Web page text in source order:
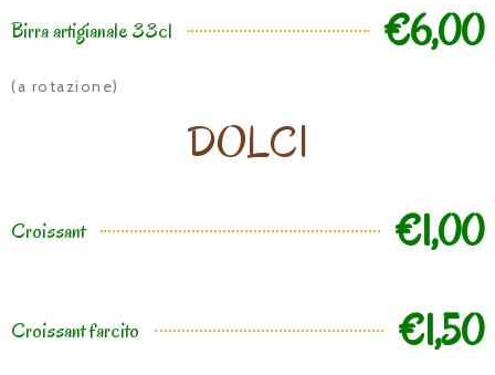
Birra artigianale 33cl €6,00
(a rotazione)
DOLCI
Croissant €1,00
Croissant farcito €1,50